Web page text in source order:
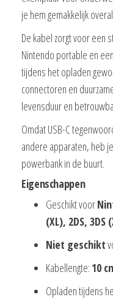
je hem gemakkelijk
De kabel zorgt voor een
Nintendo portable en
tijdens het opladen
connectoren en
levensduur en
Omdat USB-C
andere apparaten, heb
powerbank in de buurt.
Eigenschappen
Geschikt voor
(XL), 2DS, 3DS
Niet geschikt
Kabellengte: 10
Opladen tijdens